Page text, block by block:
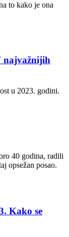
to kako je ona
najvažnijih
u 2023. godini.
40 godina, radili
opsežan posao.
Kako se